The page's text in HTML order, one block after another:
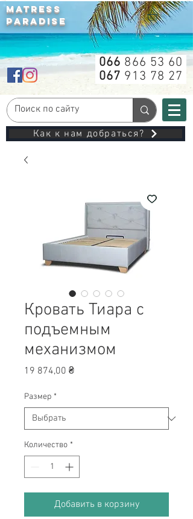
MATRESS
PARADISE
066 866 53 60
067 913 78 27
Как к нам добраться?
Кровать Тиара с
подъемным
механизмом
19 874,00 ₴Цена
Размер *
Количество *
Добавить в корзину